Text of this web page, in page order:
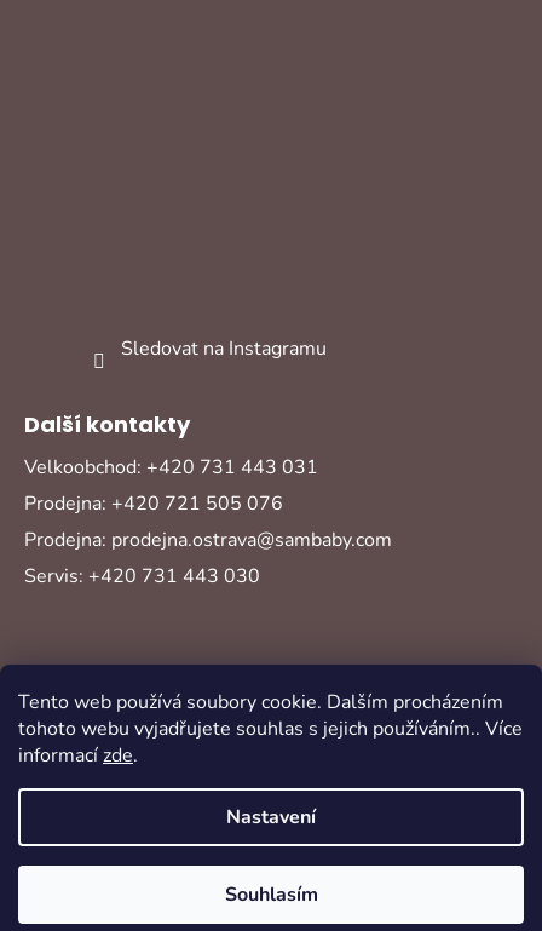
Tento web používá soubory cookie. Dalším procházením
tohoto webu vyjadřujete souhlas s jejich používáním.. Více
informacízde.
Nastavení
Souhlasím
Sledovat na Instagramu
Další kontakty
Velkoobchod: +420 731 443 031
Prodejna: +420 721 505 076
Prodejna: prodejna.ostrava@sambaby.com
Servis: +420 731 443 030
Akce Novinky Oblíbené Přihlášení
Vytvořil Shoptet
Copyright 2026Sambaby